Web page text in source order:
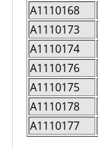
A1110168
A1110173
A1110174
A1110176
A1110175
A1110178
A1110177